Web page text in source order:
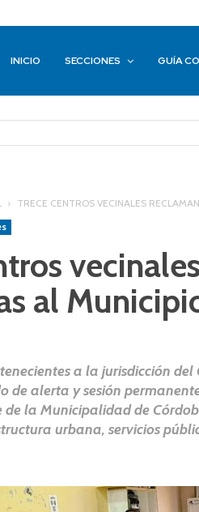
INICIO SECCIONES GUÍA
TRECE CENTROS VECINALES
al
a la jurisdicción
de alerta y sesión
de la Municipalidad de
urbana, servicios